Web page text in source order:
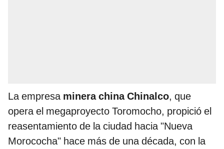
La empresa minera china Chinalco, que
opera el megaproyecto Toromocho, propició el
reasentamiento de la ciudad hacia "Nueva
Morococha" hace más de una década, con la